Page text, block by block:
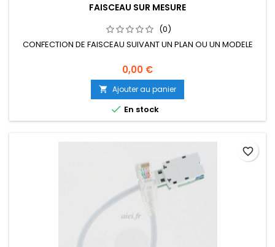
FAISCEAU SUR MESURE
(0)
CONFECTION DE FAISCEAU SUIVANT UN PLAN OU UN MODELE
0,00 €
 Ajouter au panier
 En stock
favorite_border